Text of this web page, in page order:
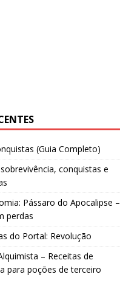
(Guia Completo)
conquistas e
Pássaro do Apocalipse –
perdas
do Portal: Revolução
– Receitas de
para poções de terceiro